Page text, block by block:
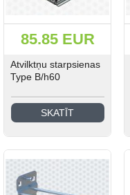
85.85 EUR
Atvilktņu starpsienas
Type B/h60
SKATĪT